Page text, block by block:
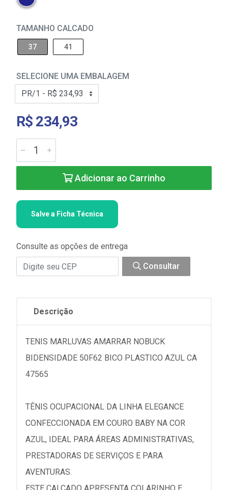
TAMANHO CALCADO
37 41
SELECIONE UMA EMBALAGEM
R$ 234,93
Adicionar ao Carrinho
Salve a Ficha Técnica
Consulte as opções de entrega
Consultar
Descrição
TENIS MARLUVAS AMARRAR NOBUCK
BIDENSIDADE 50F62 BICO PLASTICO AZUL CA
47565
TÊNIS OCUPACIONAL DA LINHA ELEGANCE
CONFECCIONADA EM COURO BABY NA COR
AZUL, IDEAL PARA ÁREAS ADMINISTRATIVAS,
PRESTADORAS DE SERVIÇOS E PARA
AVENTURAS.